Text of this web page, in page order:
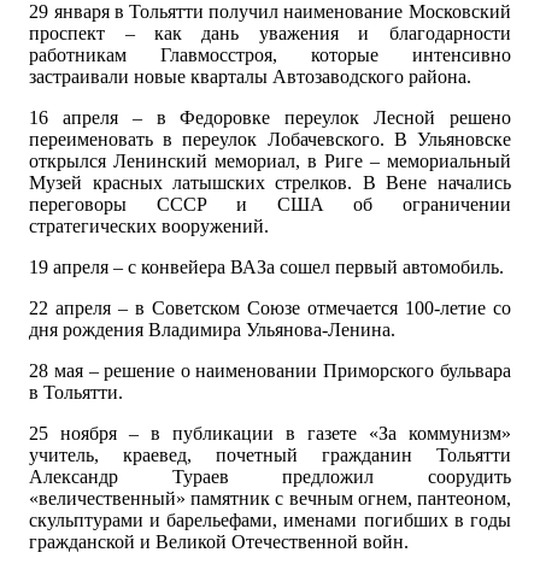
29 января в Тольятти получил наименование Московский
проспект – как дань уважения и благодарности
работникам Главмосстроя, которые интенсивно
застраивали новые кварталы Автозаводского района.
16 апреля – в Федоровке переулок Лесной решено
переименовать в переулок Лобачевского. В Ульяновске
открылся Ленинский мемориал, в Риге – мемориальный
Музей красных латышских стрелков. В Вене начались
переговоры СССР и США об ограничении
стратегических вооружений.
19 апреля – с конвейера ВАЗа сошел первый автомобиль.
22 апреля – в Советском Союзе отмечается 100-летие со
дня рождения Владимира Ульянова-Ленина.
28 мая – решение о наименовании Приморского бульвара
в Тольятти.
25 ноября – в публикации в газете «За коммунизм»
учитель, краевед, почетный гражданин Тольятти
Александр Тураев предложил соорудить
«величественный» памятник с вечным огнем, пантеоном,
скульптурами и барельефами, именами погибших в годы
гражданской и Великой Отечественной войн.